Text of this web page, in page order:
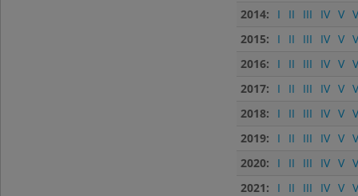
2014:
I II III IV V
2015:
I II III IV V
2016:
I II III IV V
2017:
I II III IV V
2018:
I II III IV V
2019:
I II III IV V
2020:
I II III IV V
2021:
I II III IV V